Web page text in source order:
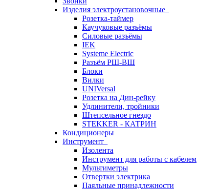
Изделия электроустановочные
Розетка-таймер
Каучуковые разъёмы
Силовые разъёмы
IEK
Systeme Electric
Разъём РШ-ВШ
Блоки
Вилки
UNIVersal
Розетка на Дин-рейку
Удлинители, тройники
Штепсельное гнездо
STEKKER - КАТРИН
Кондиционеры
Инструмент
Изолента
Инструмент для работы с кабелем
Мультиметры
Отвертки электрика
Паяльные принадлежности